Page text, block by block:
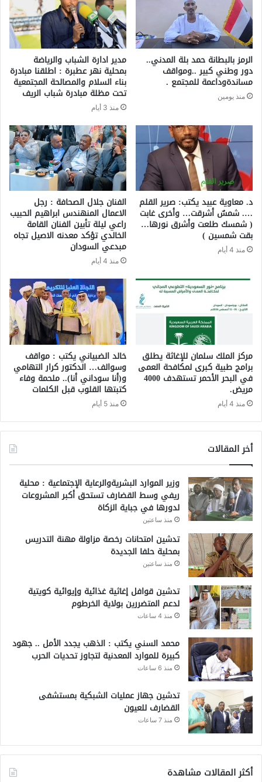
الرمز بالبطانة حمد بلة المدني..
دور وطني كبير ..ومواقف
مساندةوداعمة للمجتمع .
منذ يومين
مدير ادارة الشباب والرياضة
بمحلية نهر عطبرة : اطلقنا مبادرة
بناء السلام والمصالحة المجتمعية
تحت مظلة مبادرة شباب الريف
منذ 3 أيام
د. معاوية عبيد يكتب: صرير القلم
…. شمسٌ أشرقت… وأخرى غابت
( شمسك طلعت وأشرق نورها…
بقت شمسين )
منذ 4 أيام
الفنان جلال الصحافة : رجل
الاعمال المنهندس ابراهيم الحبيب
راعي ليلة تأبين الفنان القامة
الخالدي تؤكد معدنه الاصيل تجاه
مبدعي السودان
منذ 4 أيام
مركز الملك سلمان للإغاثة يطلق
برامج طبية كبرى لمكافحة العمى
في البحر الأحمر تستهدف 4000
مريض.
منذ 4 أيام
خالد الضبياني يكتب : مواقف
وسوالف… الدكتور كرار التهامي
و(أنا سوداني أنا).. ملحمة وفاء
كتبتها القلوب قبل الكلمات
منذ 5 أيام
أخر المقالات
وزير الموارد البشريةوالرعاية الإجتماعية : محلية
ريفي وسط القضارف تستحق أكبر المشروعات
لدورها في جباية الزكاة
منذ ساعتين
تدشين امتحانات رخصة مزاولة مهنة التدريس
بمحلية حلفا الجديدة
منذ ساعتين
تدشين قوافل إغاثية غذائية وإيوائية كويتية
لدعم المتضررين بولاية الخرطوم
منذ 4 ساعات
محمد السني يكتب : الذهب يجدد الأمل .. جهود
كبيرة للموارد المعدنية لتجاوز تحديات الحرب
منذ 6 ساعات
تدشين جهاز عمليات الشبكية بمستشفى
القضارف للعيون
منذ 7 ساعات
أكثر المقالات مشاهدة